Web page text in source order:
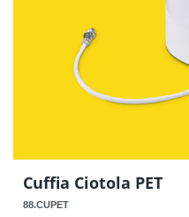
Cuffia Ciotola PET
88.CUPET